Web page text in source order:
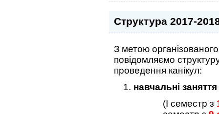
Структура 2017-
З метою
повідомляємо
проведення канікул:
навчальні заняття
(І семестр з